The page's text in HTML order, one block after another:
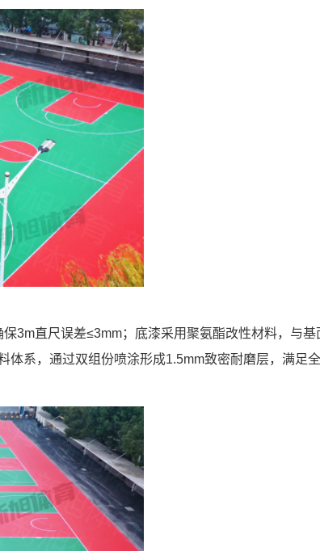
3m直尺误差≤3mm；底漆采用聚氨酯改性材料，与基
系，通过双组份喷涂形成1.5mm致密耐磨层，满足